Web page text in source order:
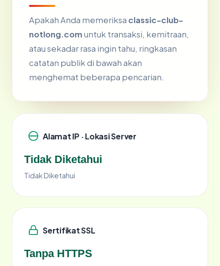
Apakah Anda memeriksa classic-club-
notlong.comuntuk transaksi, kemitraan,
atau sekadar rasa ingin tahu, ringkasan
catatan publik di bawah akan
menghemat beberapa pencarian.
Alamat IP · Lokasi Server
Tidak Diketahui
Tidak Diketahui
Sertifikat SSL
Tanpa HTTPS